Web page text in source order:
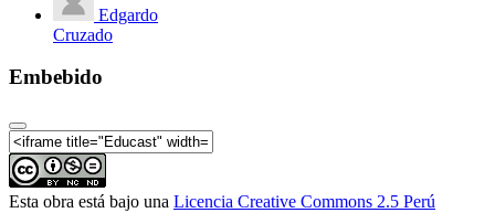
Edgardo
Cruzado
Embebido
Esta obra está bajo una Licencia Creative Commons 2.5 Perú